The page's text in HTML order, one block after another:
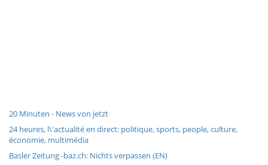
20 Minuten - News von jetzt
24 heures, l\'actualité en direct: politique, sports, people, culture,
économie, multimédia
Basler Zeitung -baz.ch: Nichts verpassen (EN)